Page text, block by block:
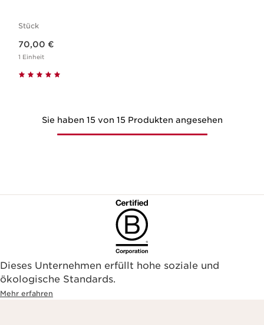
Stück
70,00 €
1 Einheit
Sie haben 15 von 15 Produkten angesehen
Dieses Unternehmen erfüllt hohe soziale und
ökologische Standards.
Mehr erfahren